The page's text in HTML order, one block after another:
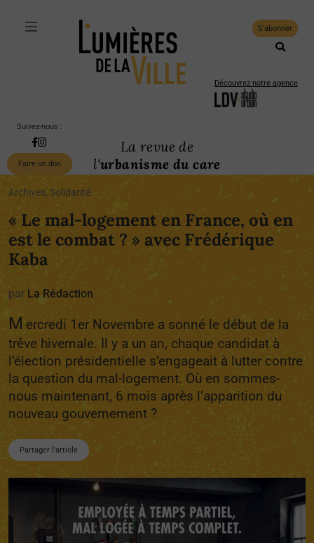
S'abonner
Découvrez notre agence
Suivez-nous :
Faire un don
La revue de
l'urbanisme du care
Archives, Solidarité
« Le mal-logement en France, où en
est le combat ? » avec Frédérique
Kaba
par La Rédaction
M ercredi 1er Novembre a sonné le début de la
trêve hivernale. Il y a un an, chaque candidat à
l’élection présidentielle s’engageait à lutter contre
la question du mal-logement. Où en sommes-
nous maintenant, 6 mois après l’apparition du
nouveau gouvernement ?
Partager l'article